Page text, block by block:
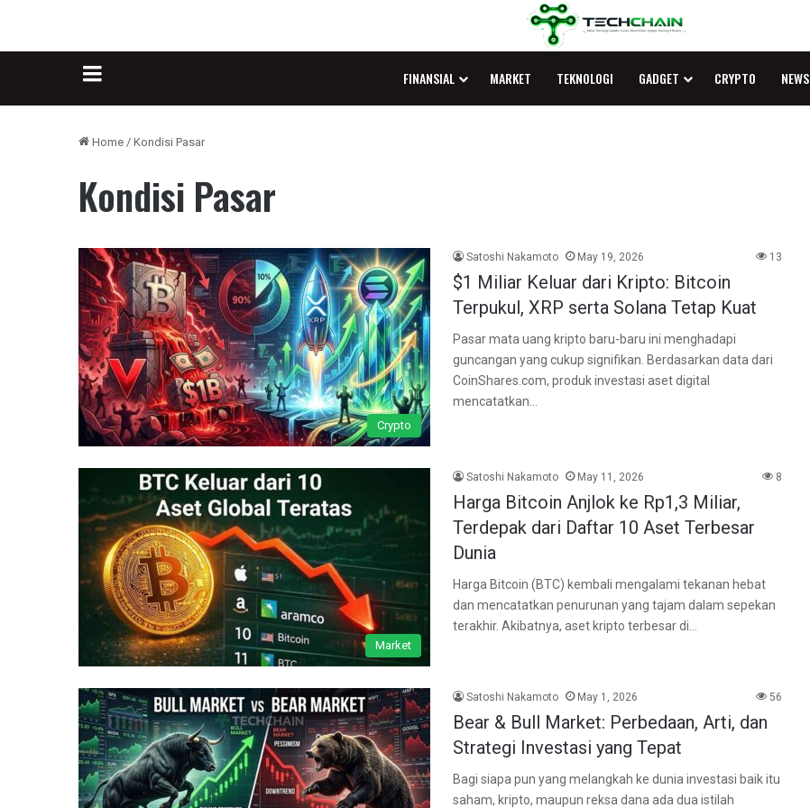
FINANSIAL MARKET TEKNOLOGI GADGET CRYPTO NEWS
Sidebar
Home / Kondisi Pasar
Kondisi Pasar
Crypto
Satoshi Nakamoto May 19, 2026 13
$1 Miliar Keluar dari Kripto: Bitcoin
Terpukul, XRP serta Solana Tetap Kuat
Pasar mata uang kripto baru-baru ini menghadapi
guncangan yang cukup signifikan. Berdasarkan data dari
CoinShares.com, produk investasi aset digital
mencatatkan…
Market
Satoshi Nakamoto May 11, 2026 8
Harga Bitcoin Anjlok ke Rp1,3 Miliar,
Terdepak dari Daftar 10 Aset Terbesar
Dunia
Harga Bitcoin (BTC) kembali mengalami tekanan hebat
dan mencatatkan penurunan yang tajam dalam sepekan
terakhir. Akibatnya, aset kripto terbesar di…
Satoshi Nakamoto May 1, 2026 56
Bear & Bull Market: Perbedaan, Arti, dan
Strategi Investasi yang Tepat
Bagi siapa pun yang melangkah ke dunia investasi baik itu
saham, kripto, maupun reksa dana ada dua istilah